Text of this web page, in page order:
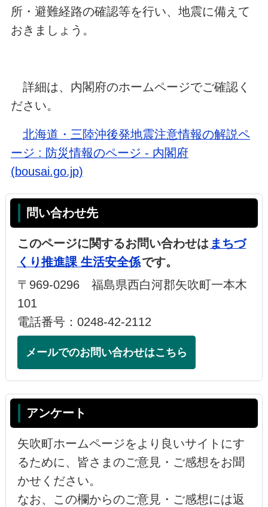
所・避難経路の確認等を行い、地震に備えて
おきましょう。
詳細は、内閣府のホームページでご確認く
ださい。
北海道・三陸沖後発地震注意情報の解説ペ
ージ : 防災情報のページ - 内閣府
(bousai.go.jp)
問い合わせ先
このページに関するお問い合わせは まちづ
くり推進課 生活安全係です。
〒969-0296 福島県西白河郡矢吹町一本木
101
電話番号：0248-42-2112
メールでのお問い合わせはこちら
アンケート
矢吹町ホームページをより良いサイトにす
るために、皆さまのご意見・ご感想をお聞
かせください。
なお、この欄からのご意見・ご感想には返